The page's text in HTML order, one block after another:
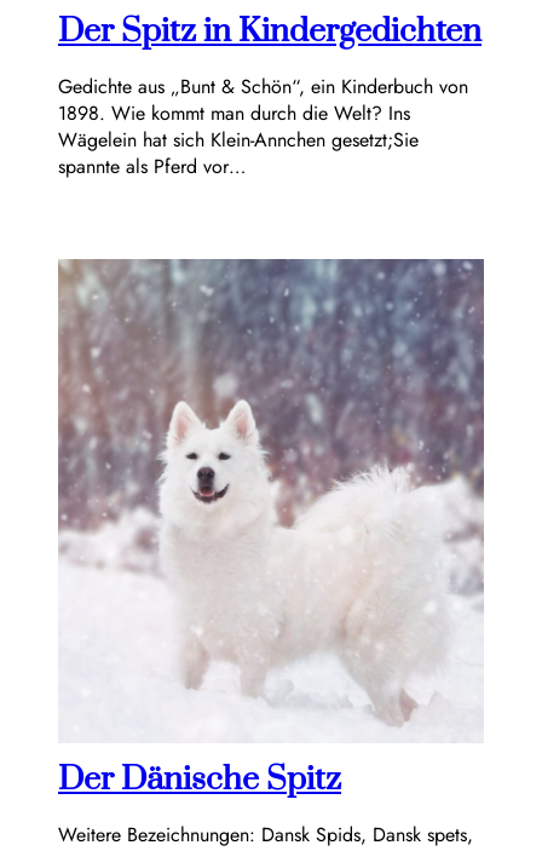
Der Spitz in Kindergedichten
Gedichte aus „Bunt & Schön“, ein Kinderbuch von
1898. Wie kommt man durch die Welt? Ins
Wägelein hat sich Klein-Annchen gesetzt;Sie
spannte als Pferd vor…
Der Dänische Spitz
Weitere Bezeichnungen: Dansk Spids, Dansk spets,